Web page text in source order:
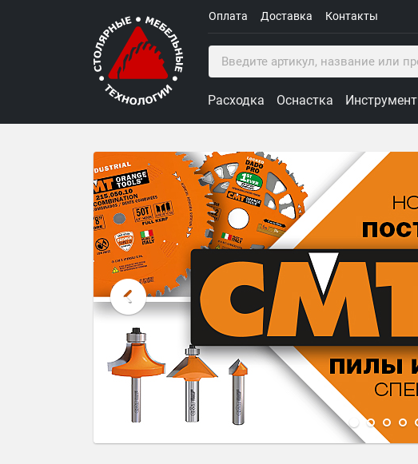
Оплата Доставка Контакты
Расходка Оснастка Инструмент
Столярные Мебельные Технологии
1